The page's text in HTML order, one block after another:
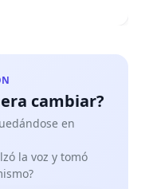
cambiar?
en
la voz y tomó